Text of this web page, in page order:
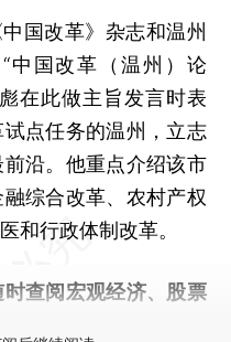
改革》杂志和温州
中国改革（温州）论
在此做主旨发言时表
点任务的温州，立志
沿。他重点介绍该市
综合改革、农村产权
和行政体制改革。
时查阅宏观经济、股票